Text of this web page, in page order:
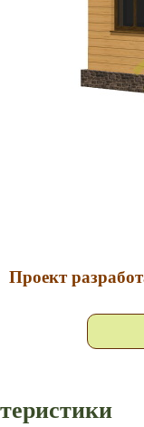
Проект